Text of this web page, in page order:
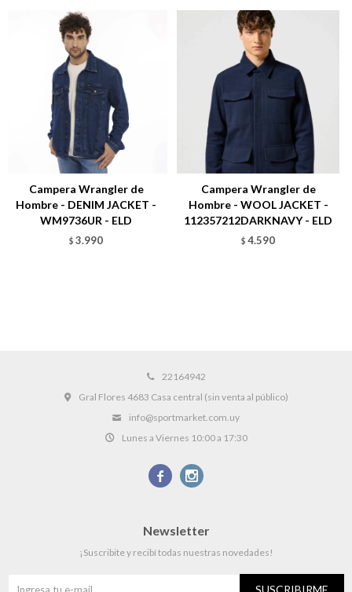
Campera Wrangler de
Hombre - DENIM JACKET -
WM9736UR - ELD
$ 3.990
Campera Wrangler de
Hombre - WOOL JACKET -
112357212DARKNAVY - ELD
$ 4.590
22164942
Gral Flores 4683 Casa central (sin venta al público)
info@sportmarket.com.uy
Lunes a Viernes 10:00 a 17:30
 
Newsletter
¡Suscribite y recibí todas nuestras novedades!
SUSCRIBIRME